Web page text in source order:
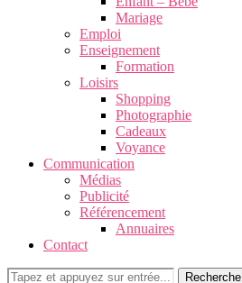
Mariage
Emploi
Enseignement
Formation
Loisirs
Shopping
Photographie
Cadeaux
Voyance
Communication
Médias
Publicité
Référencement
Annuaires
Contact
Recherche